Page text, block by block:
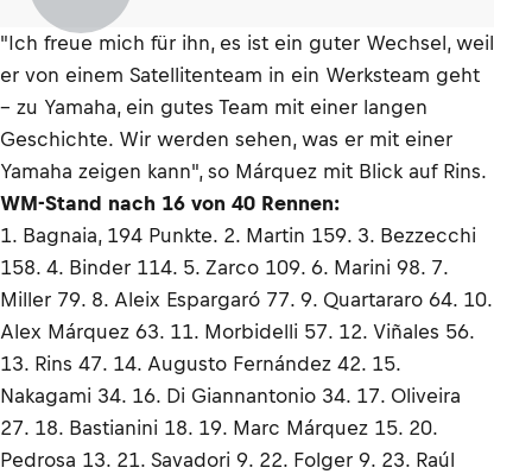
"Ich freue mich für ihn, es ist ein guter Wechsel, weil
er von einem Satellitenteam in ein Werksteam geht
– zu Yamaha, ein gutes Team mit einer langen
Geschichte. Wir werden sehen, was er mit einer
Yamaha zeigen kann", so Márquez mit Blick auf Rins.
WM-Stand nach 16 von 40 Rennen:
1. Bagnaia, 194 Punkte. 2. Martin 159. 3. Bezzecchi
158. 4. Binder 114. 5. Zarco 109. 6. Marini 98. 7.
Miller 79. 8. Aleix Espargaró 77. 9. Quartararo 64. 10.
Alex Márquez 63. 11. Morbidelli 57. 12. Viñales 56.
13. Rins 47. 14. Augusto Fernández 42. 15.
Nakagami 34. 16. Di Giannantonio 34. 17. Oliveira
27. 18. Bastianini 18. 19. Marc Márquez 15. 20.
Pedrosa 13. 21. Savadori 9. 22. Folger 9. 23. Raúl